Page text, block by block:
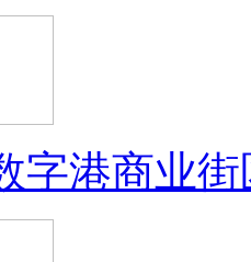
字港商业